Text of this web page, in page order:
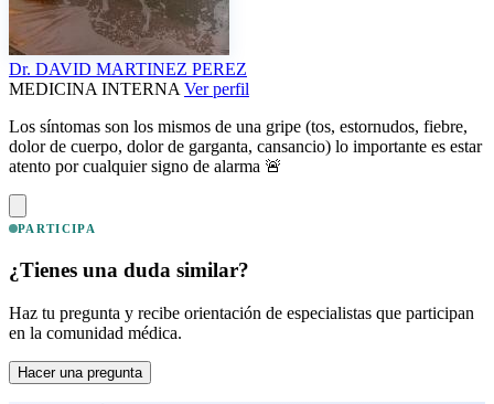
Dr. DAVID MARTINEZ PEREZ
MEDICINA INTERNA Ver perfil
Los síntomas son los mismos de una gripe (tos, estornudos, fiebre,
dolor de cuerpo, dolor de garganta, cansancio) lo importante es estar
atento por cualquier signo de alarma 🚨
PARTICIPA
¿Tienes una duda similar?
Haz tu pregunta y recibe orientación de especialistas que participan
en la comunidad médica.
Hacer una pregunta